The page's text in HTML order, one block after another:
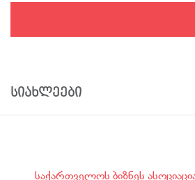
სიახლეები
საქართველოს ბიზნეს